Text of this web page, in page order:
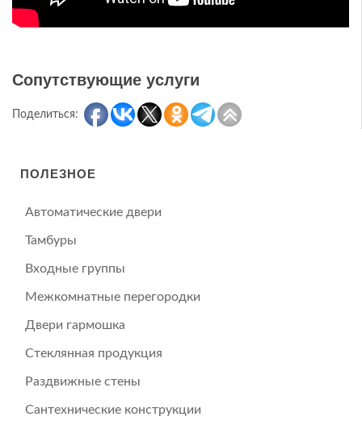
Сопутствующие услуги
Поделиться:
ПОЛЕЗНОЕ
Автоматические двери
Тамбуры
Входные группы
Межкомнатные перегородки
Двери гармошка
Стеклянная продукция
Раздвижные стены
Сантехнические конструкции